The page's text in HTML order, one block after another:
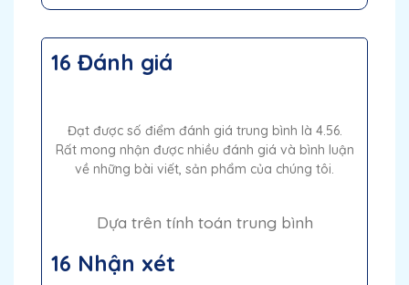
16 Đánh giá
Đạt được số điểm đánh giá trung bình là 4.56.
Rất mong nhận được nhiều đánh giá và bình luận
về những bài viết, sản phẩm của chúng tôi.
Dựa trên tính toán trung bình
16 Nhận xét